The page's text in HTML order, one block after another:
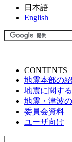
日本語 |
English
CONTENTS
地震本部の
地震に関す
地震・津波
委員会資料
ユーザ向け